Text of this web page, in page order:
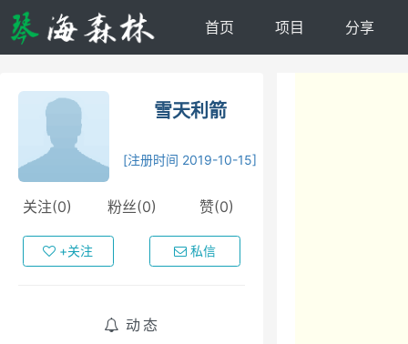
首页 项目 分享
雪天利箭
[注册时间 2019-10-15]
关注(0) 粉丝(0) 赞(0)
+关注 私信
动态